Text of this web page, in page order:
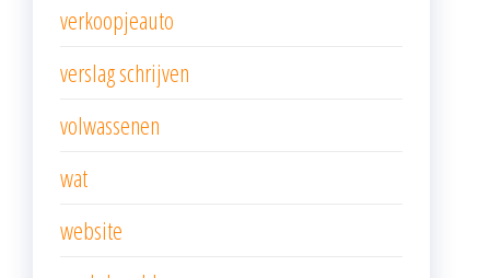
verkoopjeauto
verslag schrijven
volwassenen
wat
website